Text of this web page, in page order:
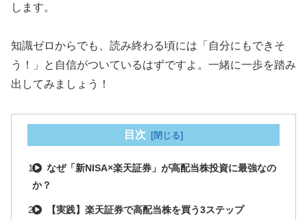
します。
知識ゼロからでも、読み終わる頃には「自分にもできそ
う！」と自信がついているはずですよ。一緒に一歩を踏み
出してみましょう！
目次
なぜ「新NISA×楽天証券」が高配当株投資に最強なの
か？
【実践】楽天証券で高配当株を買う3ステップ